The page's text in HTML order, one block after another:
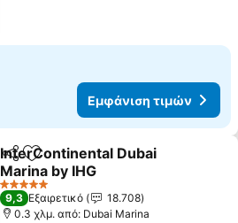
Εμφάνιση τιμών
Κοινοποίηση
Προσθήκη στα αγαπημένα
InterContinental Dubai
Marina by IHG
5 Αστέρια
9,3 Εξαιρετικό
18.708
0.3 χλμ. από: Dubai Marina